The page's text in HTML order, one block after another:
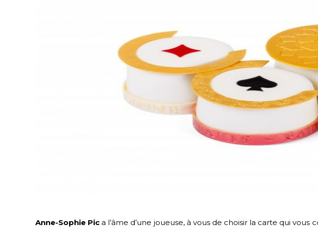
Anne-Sophie Pic a l’âme d’une joueuse, à vous de choisir la carte qui